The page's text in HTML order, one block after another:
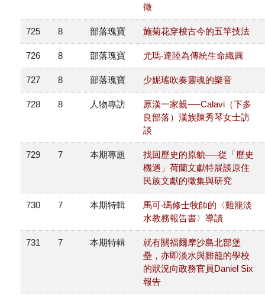
訂閱電子報
徵稿說明
期刊查詢
徵
725 8 部落瑰寶 施菊花穿梭古今的五竿技法
726 8 部落瑰寶 尤瑪‧達陸為傳統生命織圓
727 8 部落瑰寶 少妮瑤吹奏靈魂的樂音
728 8 人物專訪
原漢一家親──Calavi（下多
良部落）漢族陳秀琴女士訪
談
729 7 本期專題
找回歷史的原貌──從「歷史
機遇」荷蘭文獻特展談原住
民族文獻的徵集與研究
730 7 本期特輯
馬可‧瑪修士牧師的〈雞籠淡
水教務報告書〉導讀
731 7 本期特輯
就有關福爾摩沙島北部堡
壘，亦即淡水與雞籠的學校
的狀況向政務官員Daniel Six
報告